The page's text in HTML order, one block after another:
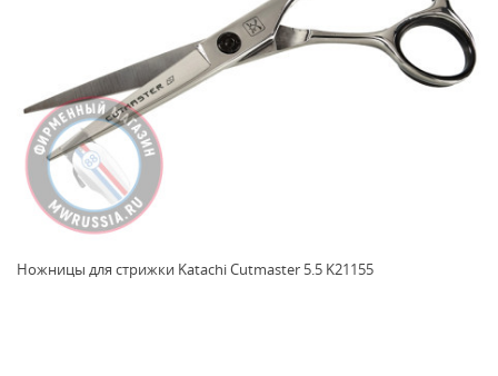
Ножницы для стрижки Katachi Cutmaster 5.5 K21155